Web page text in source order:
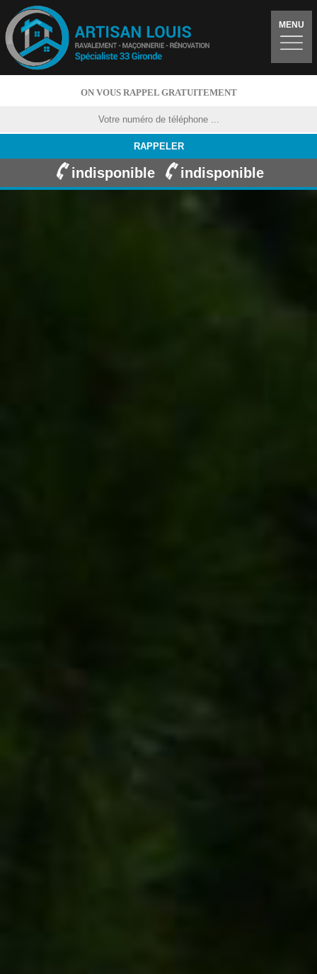
MENU
ON VOUS RAPPEL GRATUITEMENT
indisponible indisponible